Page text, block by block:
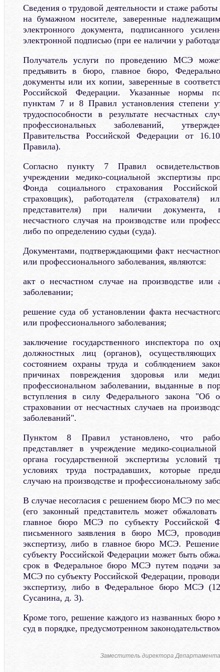
Сведения о трудовой деятельности и стаже
на бумажном носителе, заверенные
электронного документа, подписанного
электронной подписью (при ее наличии у
Получатель услуги по проведению МСЭ
предъявить в бюро, главное бюро,
документы или их копии, заверенные в
Российской Федерации. Указанные нормы
пунктам 7 и 8 Правил установления степени
трудоспособности в результате несчастных
профессиональных заболеваний,
Правительства Российской Федерации от
Правила).
Согласно пункту 7 Правил
учреждении медико-социальной экспертизы
Фонда социального страхования
страховщик), работодателя (страхователя)
представителя) при наличии документа,
несчастного случая на производстве или
либо по определению судьи (суда).
Документами, подтверждающими факт
или профессионального заболевания, являются:
акт о несчастном случае на производстве или
заболевании;
решение суда об установлении факта
или профессионального заболевания;
заключение государственного инспектора по
должностных лиц (органов),
состоянием охраны труда и соблюдением
причинах повреждения здоровья или
профессиональном заболевании, выданные в
вступления в силу Федерального закона "Об
страховании от несчастных случаев на
заболеваний".
Пунктом 8 Правил установлено, что
представляет в учреждение медико-
органа государственной экспертизы
условиях труда пострадавших, которые
случаю на производстве и профессиональному
В случае несогласия с решением бюро МСЭ по
(его законный представитель может
главное бюро МСЭ по субъекту Российской
письменного заявления в бюро МСЭ,
экспертизу, либо в главное бюро МСЭ.
субъекту Российской Федерации может быть
срок в Федеральное бюро МСЭ путем подачи
МСЭ по субъекту Российской Федерации,
экспертизу, либо в Федеральное бюро МСЭ
Сусанина, д. 3).
Кроме того, решение каждого из названных бюро
суд в порядке, предусмотренном
Заместитель директора